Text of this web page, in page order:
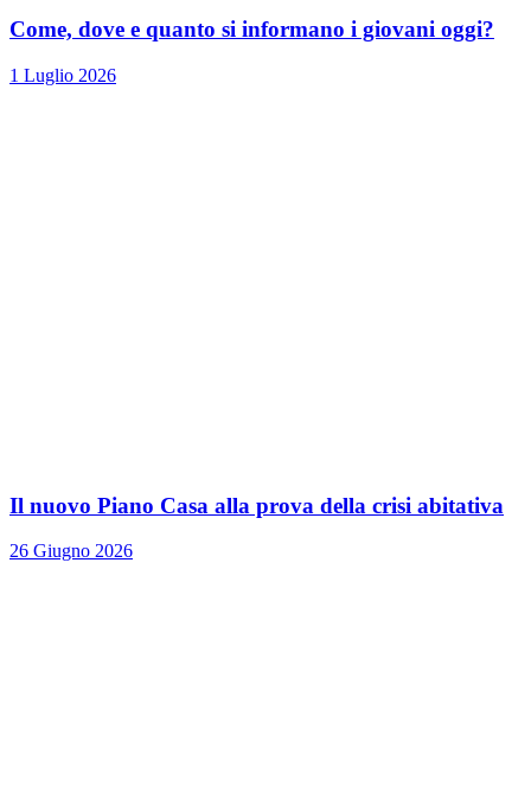
Come, dove e quanto si informano i giovani oggi?
1 Luglio 2026
Il nuovo Piano Casa alla prova della crisi abitativa
26 Giugno 2026